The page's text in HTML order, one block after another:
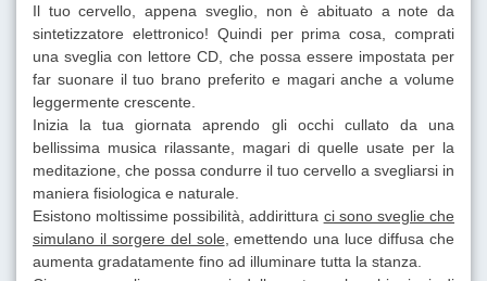
Il tuo cervello, appena sveglio, non è abituato a note da
sintetizzatore elettronico! Quindi per prima cosa, comprati
una sveglia con lettore CD, che possa essere impostata per
far suonare il tuo brano preferito e magari anche a volume
leggermente crescente.
Inizia la tua giornata aprendo gli occhi cullato da una
bellissima musica rilassante, magari di quelle usate per la
meditazione, che possa condurre il tuo cervello a svegliarsi in
maniera fisiologica e naturale.
Esistono moltissime possibilità, addirittura ci sono sveglie che
simulano il sorgere del sole , emettendo una luce diffusa che
aumenta gradatamente fino ad illuminare tutta la stanza.